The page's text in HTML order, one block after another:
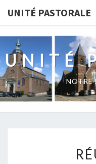
content
UNITÉ PASTORALE
UNITÉ
NOTRE